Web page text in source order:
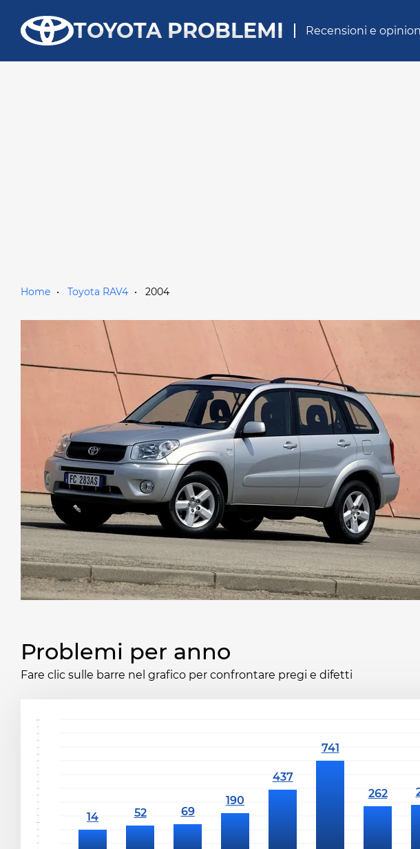
TOYOTA PROBLEMI Recensioni e
Home Toyota RAV4 2004
Problemi per anno
Fare clic sulle barre nel grafico per confrontare pregi e difetti